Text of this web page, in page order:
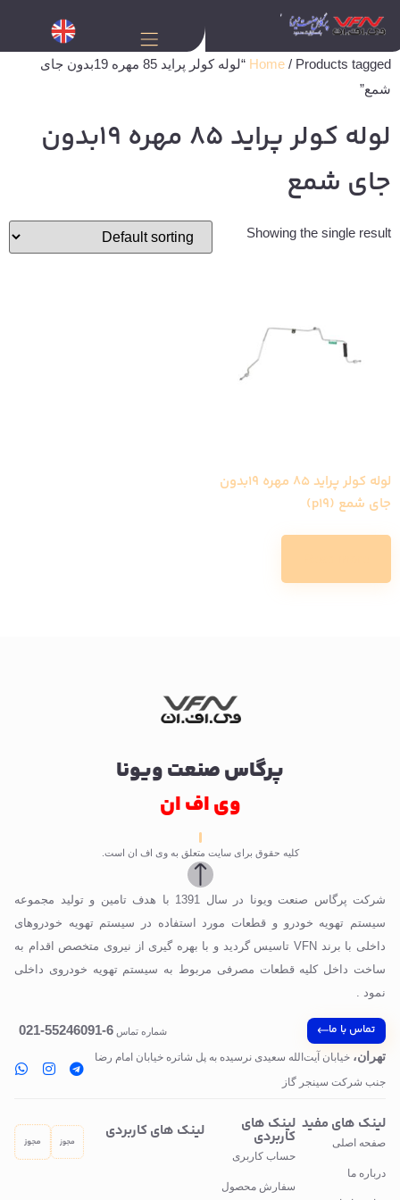
Home
/ Products tagged “لوله کولر پراید 85 مهره 19بدون جای
شمع”
لوله کولر پراید 85 مهره 19بدون
جای شمع
Showing the single result
لوله کولر پراید 85 مهره 19بدون
جای شمع (p19)
پرگاس صنعت ویونا
وی اف ان
کلیه حقوق برای سایت متعلق به وی اف ان است.
شرکت پرگاس صنعت ویونا در سال 1391 با هدف تامین و تولید مجموعه
سیستم تهویه خودرو و قطعات مورد استفاده در سیستم تهویه خودروهای
داخلی با برند VFN تاسیس گردید و با بهره گیری از نیروی متخصص اقدام به
ساخت داخل کلیه قطعات مصرفی مربوط به سیستم تهویه خودروی داخلی
نمود .
تماس با ما شماره تماس 6-55246091-021
تهران، خیابان آیت‌الله سعیدی نرسیده به پل‌ شاتره خیابان امام رضا
جنب شرکت سینجر گاز
لینک های مفید
صفحه اصلی
درباره ما
لینک های
کاربردی
حساب کاربری
سفارش محصول
لینک های کاربردی